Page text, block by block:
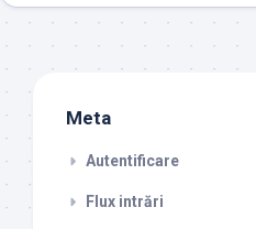
Meta
Autentificare
Flux intrări